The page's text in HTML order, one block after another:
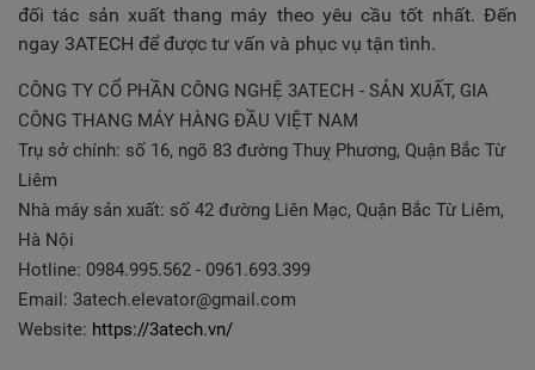
đối tác sản xuất thang máy theo yêu cầu tốt nhất. Đến
ngay 3ATECH để được tư vấn và phục vụ tận tình.
CÔNG TY CỔ PHẦN CÔNG NGHỆ 3ATECH - SẢN XUẤT, GIA
CÔNG THANG MÁY HÀNG ĐẦU VIỆT NAM
Trụ sở chính: số 16, ngõ 83 đường Thuỵ Phương, Quận Bắc Từ
Liêm
Nhà máy sản xuất: số 42 đường Liên Mạc, Quận Bắc Từ Liêm,
Hà Nội
Hotline: 0984.995.562 - 0961.693.399
Email: 3atech.elevator@gmail.com
Website: https://3atech.vn/